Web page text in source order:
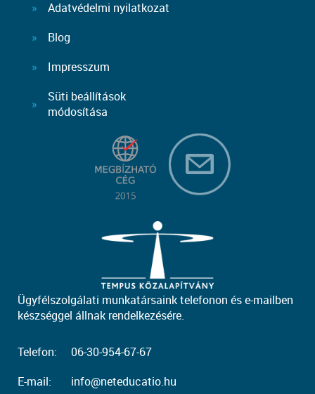
Adatvédelmi nyilatkozat
Blog
Impresszum
Süti beállítások
módosítása
Ügyfélszolgálati munkatársaink telefonon és e-mailben
készséggel állnak rendelkezésére.
Telefon:
06-30-954-67-67
E-mail:
info@neteducatio.hu